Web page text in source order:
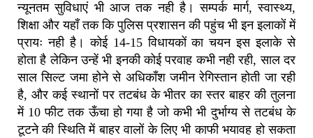
न्यूनतम सुविधाएं भी आज तक नही है। सम्पर्क मार्ग, स्वास्थ्य,
शिक्षा और यहाँ तक कि पुलिस प्रशासन की पहुंच भी इन इलाकों में
प्रायः नही है। कोई 14-15 विधायकों का चयन इस इलाके से
होता है लेकिन उन्हें भी इनकी कोई परवाह कभी नही रही, साल दर
साल सिल्ट जमा होने से अधिकाँश जमीन रेगिस्तान होती जा रही
है, और कई स्थानों पर तटबंध के भीतर का स्तर बाहर की तुलना
में 10 फीट तक ऊँचा हो गया है जो कभी भी दुर्भाग्य से तटबंध के
टूटने की स्थिति में बाहर वालों के लिए भी काफी भयावह हो सकता